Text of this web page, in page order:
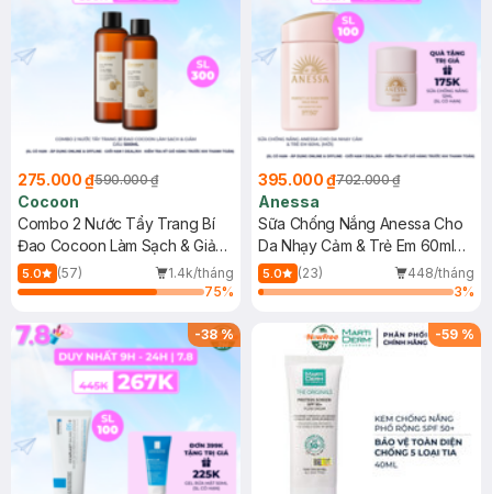
275.000 ₫590.000 ₫
Cocoon
Combo 2 Nước Tẩy Trang Bí
Đao Cocoon Làm Sạch & Giảm
Dầu 500ml
5.0 (57)
1.4k/tháng
75%
395.000 ₫702.000 ₫
Anessa
Sữa Chống Nắng Anessa Cho
Da Nhạy Cảm & Trẻ Em 60ml
(Mới)
5.0 (23)
448/tháng
3%
-38% -59 %